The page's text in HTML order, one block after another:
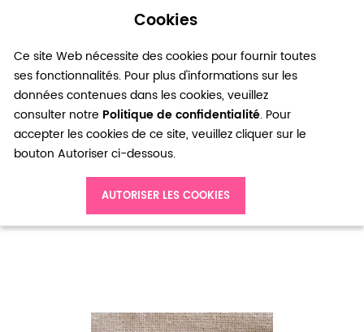
Cookies
Ce site Web nécessite des cookies pour fournir toutes
ses fonctionnalités. Pour plus d'informations sur les
données contenues dans les cookies, veuillez
consulter notre Politique de confidentialité. Pour
accepter les cookies de ce site, veuillez cliquer sur le
bouton Autoriser ci-dessous.
AUTORISER LES COOKIES
0
Breloque Horloge Vintage Bronze vieilli x 8